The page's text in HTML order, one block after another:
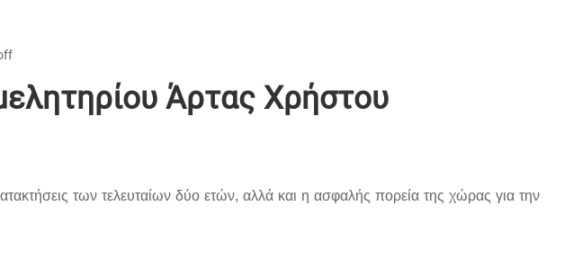
Άρτας Χρήστου
των τελευταίων δύο ετών, αλλά και η ασφαλής πορεία της χώρας για την